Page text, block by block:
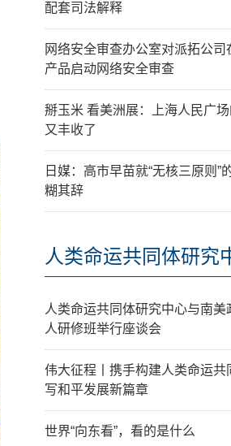
配套司法解释
网络安全审查办公室对派拓公司
产品启动网络安全审查
掰玉米 看美洲展：上海人民广
又丰收了
日媒：高市早苗就“无核三原则”
糊其辞
人类命运共同体研究
人类命运共同体研究中心与南美
人研修班举行座谈会
伟大征程丨携手构建人类命运共
写和平发展新篇章
世界“向东看”，看的是什么